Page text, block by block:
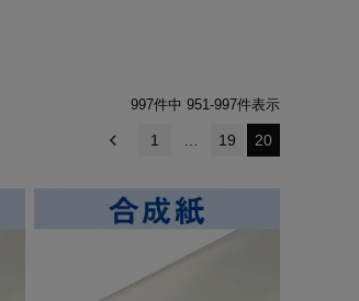
997件中 951 -997件表示
1 19 20